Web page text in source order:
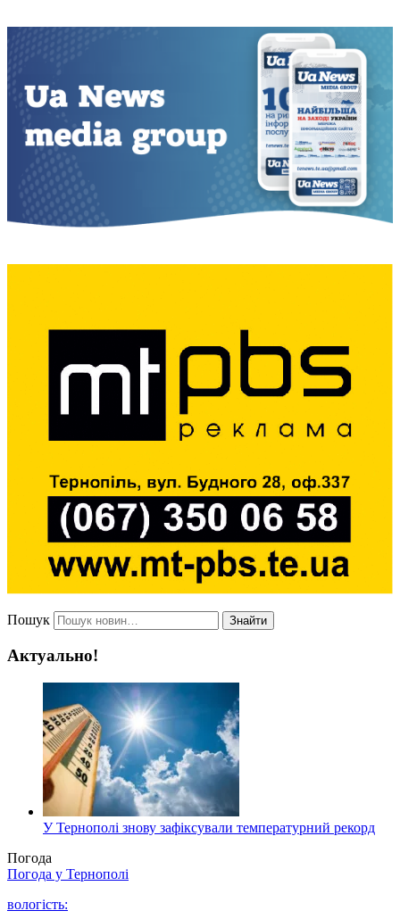
Пошук Знайти
Актуально!
У Тернополі знову зафіксували температурний рекорд
Погода
Погода у Тернополі
вологість: